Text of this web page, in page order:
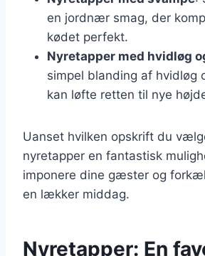
en jordnær smag, der
kødet perfekt.
Nyretapper med hvidløg
simpel blanding af hvidløg
kan løfte retten til nye
Uanset hvilken opskrift du
nyretapper en fantastisk
imponere dine gæster og
en lækker middag.
Nyretapper: En